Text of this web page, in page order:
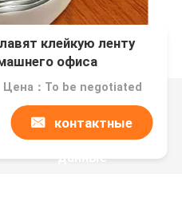
клейкую ленту
офиса
Цена：To be negotiated
контактные
данные